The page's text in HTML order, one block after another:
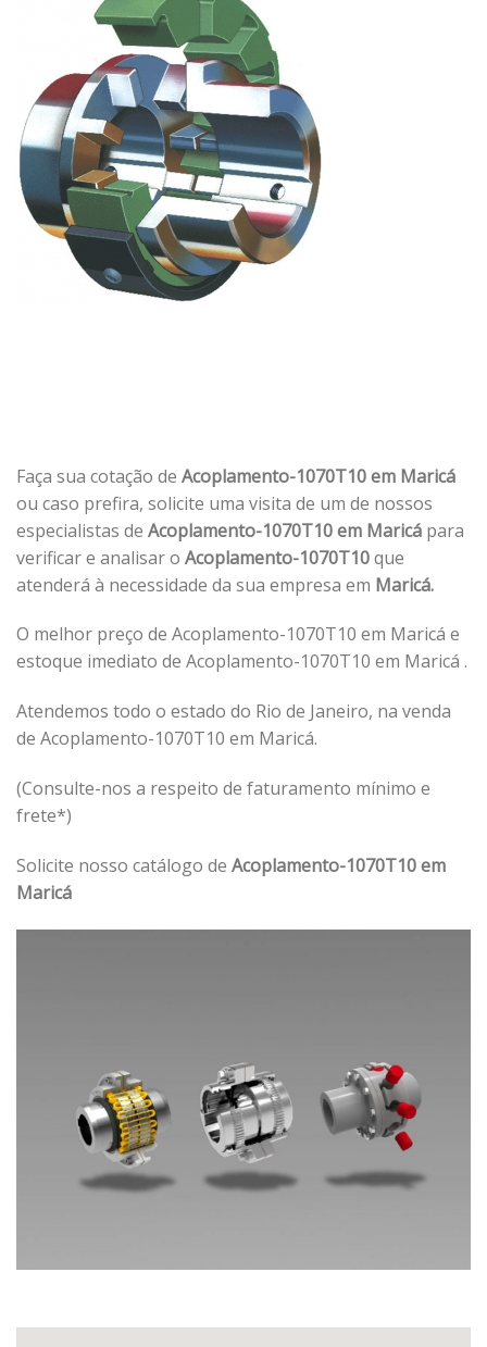
Faça sua cotação de Acoplamento-1070T10 em Maricá
ou caso prefira, solicite uma visita de um de nossos
especialistas de Acoplamento-1070T10 em Maricá para
verificar e analisar o Acoplamento-1070T10que
atenderá à necessidade da sua empresa em Maricá.
O melhor preço de Acoplamento-1070T10 em Maricá e
estoque imediato de Acoplamento-1070T10 em Maricá .
Atendemos todo o estado do Rio de Janeiro, na venda
de Acoplamento-1070T10 em Maricá.
(Consulte-nos a respeito de faturamento mínimo e
frete*)
Solicite nosso catálogo de Acoplamento-1070T10 em
Maricá